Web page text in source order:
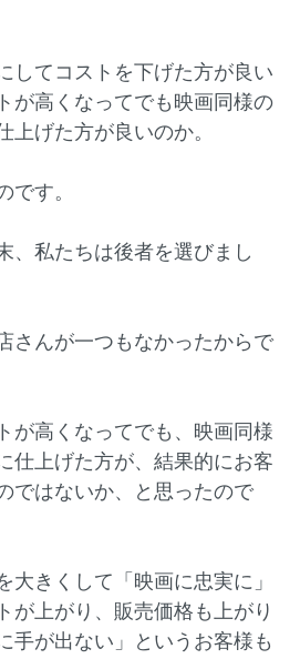
してコストを下げた方が良い
が高くなってでも映画同様の
上げた方が良いのか。
です。
、私たちは後者を選びまし
さんが一つもなかったからで
が高くなってでも、映画同様
仕上げた方が、結果的にお客
ではないか、と思ったので
大きくして「映画に忠実に」
が上がり、販売価格も上がり
手が出ない」というお客様も